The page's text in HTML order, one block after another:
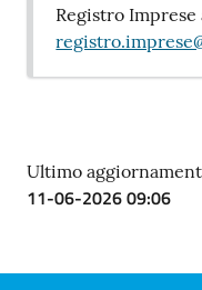
Registro
Ultimo
11-06-2026 09:06